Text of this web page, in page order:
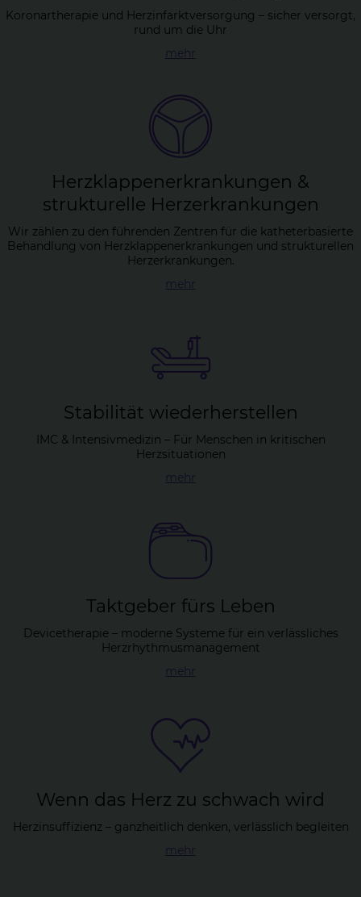
Koronartherapie und Herzinfarktversorgung – sicher versorgt,
rund um die Uhr
mehr
Herz­klap­pen­er­kran­kun­gen &
struk­tu­rel­le Herz­er­kran­kun­gen
Wir zählen zu den führenden Zentren für die katheterbasierte
Behandlung von Herzklappenerkrankungen und strukturellen
Herzerkrankungen.
mehr
Sta­bi­li­tät wie­der­her­stel­len
IMC & Intensivmedizin – Für Menschen in kritischen
Herzsituationen
mehr
Takt­ge­ber fürs Le­ben
Devicetherapie – moderne Systeme für ein verlässliches
Herzrhythmusmanagement
mehr
Wenn das Herz zu schwach wird
Herzinsuffizienz – ganzheitlich denken, verlässlich begleiten
mehr